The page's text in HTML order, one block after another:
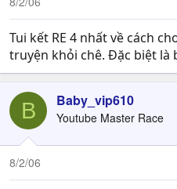
Tui kết RE 4 nhất về cách
truyện khỏi chê. Đặc biệt là
B Baby_vip610
Youtube Master Race
8/2/06